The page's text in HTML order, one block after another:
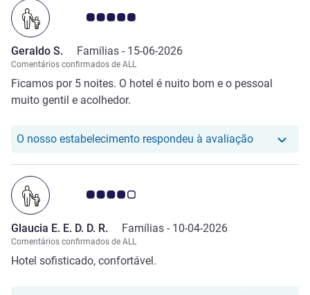
Nota clientes Avis 5.0/5
Geraldo S. Famílias - 15-06-2026
Comentários confirmados de ALL
Ficamos por 5 noites. O hotel é nuito bom e o pessoal
muito gentil e acolhedor.
O nosso estabelecimento respondeu à avaliaçãoO nosso
Nota clientes Avis 4.0/5
Glaucia E. E. D. D. R. Famílias - 10-04-2026
Comentários confirmados de ALL
Hotel sofisticado, confortável.